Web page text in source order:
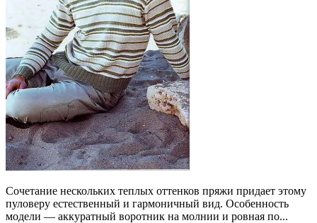
Сочетание нескольких теплых оттенков пряжи придает этому
пуловеру естественный и гармоничный вид. Особенность
модели — аккуратный воротник на молнии и ровная по...